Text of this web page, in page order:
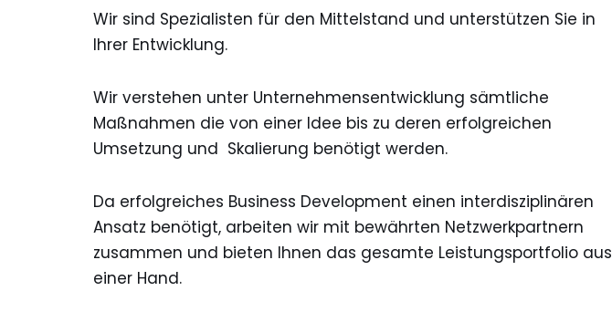
Wir sind Spezialisten für den Mittelstand und unterstützen Sie in
Ihrer Entwicklung.
Wir verstehen unter Unternehmensentwicklung sämtliche
Maßnahmen die von einer Idee bis zu deren erfolgreichen
Umsetzung und Skalierung benötigt werden.
Da erfolgreiches Business Development einen interdisziplinären
Ansatz benötigt, arbeiten wir mit bewährten Netzwerkpartnern
zusammen und bieten Ihnen das gesamte Leistungsportfolio aus
einer Hand.